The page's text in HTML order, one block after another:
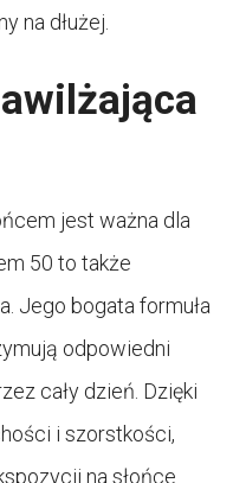
na dłużej.
jest ważna dla
50 to także
Jego bogata formuła
odpowiedni
cały dzień. Dzięki
i szorstkości,
na słońce.